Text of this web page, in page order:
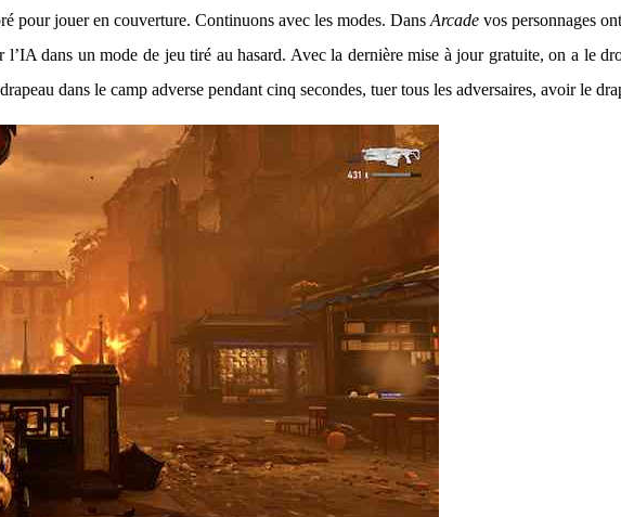
pour jouer en couverture. Continuons avec les modes. Dans Arcade vos personnages
l’IA dans un mode de jeu tiré au hasard. Avec la dernière mise à jour gratuite, on a le
dans le camp adverse pendant cinq secondes, tuer tous les adversaires, avoir le